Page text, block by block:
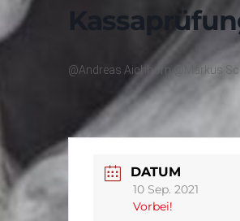
@Andreas Aichhorn @Markus
DATUM
10 Sep. 2021
Vorbei!